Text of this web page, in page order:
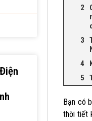
Bạn có
thời tiết